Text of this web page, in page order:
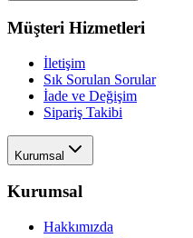
Müşteri Hizmetleri
İletişim
Sık Sorulan Sorular
İade ve Değişim
Sipariş Takibi
Kurumsal
Kurumsal
Hakkımızda